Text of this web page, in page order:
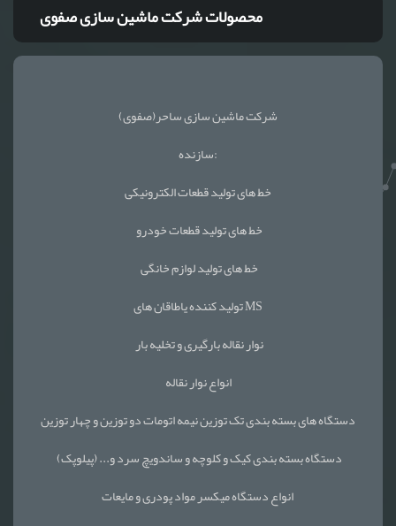
محصولات شرکت ماشین سازی صفوی
شرکت ماشین سازی ساحر(صفوی)
سازنده:
خط های تولید قطعات الکترونیکی
خط های تولید قطعات خودرو
خط های تولید لوازم خانگی
تولید کننده یاطاقان های MS
نوار نقاله بارگیری و تخلیه بار
انواع نوار نقاله
دستگاه های بسته بندی تک توزین نیمه اتومات دو توزین و چهار توزین
دستگاه بسته بندی کیک و کلوچه و ساندویچ سرد و... (پیلوپک)
انواع دستگاه میکسر مواد پودری و مایعات